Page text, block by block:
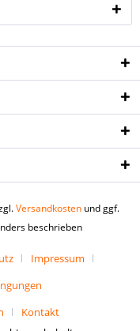
Versandkosten und ggf.
beschrieben
Impressum
Kontakt